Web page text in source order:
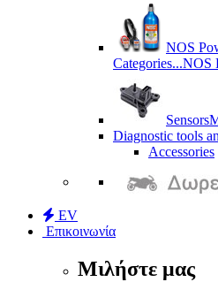
NOS
Categories...NOS
Sensors
Diagnostic tools
Accessories
EV
Επικοινωνία
Μιλήστε μας